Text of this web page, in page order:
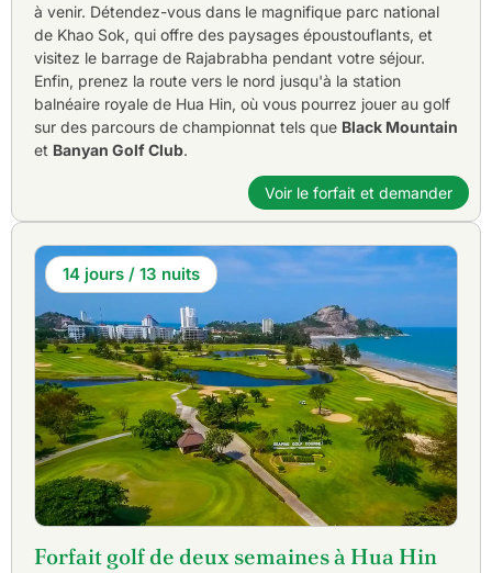
à venir. Détendez-vous dans le magnifique parc national
de Khao Sok, qui offre des paysages époustouflants, et
visitez le barrage de Rajabrabha pendant votre séjour.
Enfin, prenez la route vers le nord jusqu'à la station
balnéaire royale de Hua Hin, où vous pourrez jouer au golf
sur des parcours de championnat tels que Black Mountain
et Banyan Golf Club.
Voir le forfait et demander
14 jours / 13 nuits
Forfait golf de deux semaines à Hua Hin